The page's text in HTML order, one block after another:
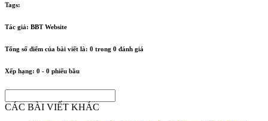
Tags:
Tác giả: BBT Website
Tổng số điểm của bài viết là: 0 trong 0 đánh giá
Xếp hạng: 0 - 0 phiếu bầu
CÁC BÀI VIẾT KHÁC